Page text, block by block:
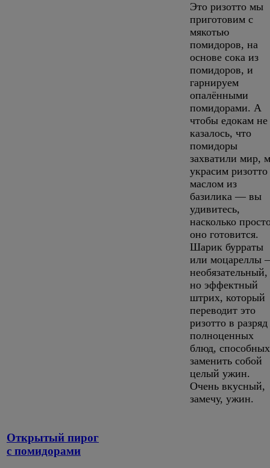
Это ризотто мы
приготовим с
мякотью
помидоров, на
основе сока из
помидоров, и
гарнируем
опалёнными
помидорами. А
чтобы едокам не
казалось, что
помидоры
захватили мир,
украсим ризотто
маслом из
базилика — вы
удивитесь,
насколько
оно готовится.
Шарик бурраты
или моцареллы
необязательный,
но эффектный
штрих, который
переводит это
ризотто в разряд
полноценных
блюд, способных
заменить собой
целый ужин.
Очень вкусный,
замечу, ужин.
Открытый пирог
с помидорами